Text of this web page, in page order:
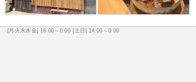
[月火水木金] 16:00～0:00 [土日] 14:00～0:00